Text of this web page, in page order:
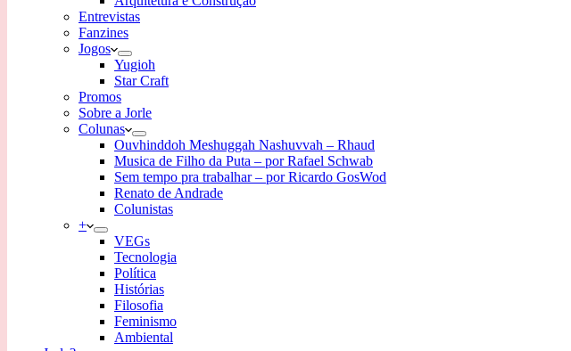
Entrevistas
Fanzines
Jogos
Yugioh
Star Craft
Promos
Sobre a Jorle
Colunas
Ouvhinddoh Meshuggah Nashuvvah – Rhaud
Musica de Filho da Puta – por Rafael Schwab
Sem tempo pra trabalhar – por Ricardo GosWod
Renato de Andrade
Colunistas
+
VEGs
Tecnologia
Política
Histórias
Filosofia
Feminismo
Ambiental